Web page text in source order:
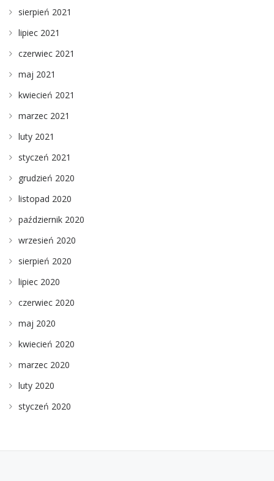
sierpień 2021
lipiec 2021
czerwiec 2021
maj 2021
kwiecień 2021
marzec 2021
luty 2021
styczeń 2021
grudzień 2020
listopad 2020
październik 2020
wrzesień 2020
sierpień 2020
lipiec 2020
czerwiec 2020
maj 2020
kwiecień 2020
marzec 2020
luty 2020
styczeń 2020